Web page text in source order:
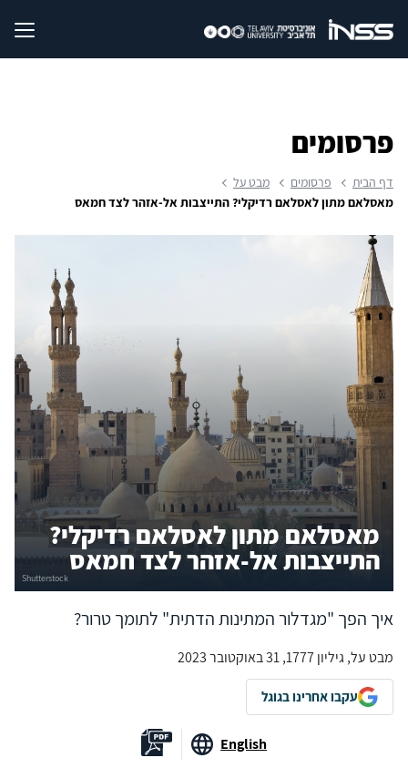
פרסומים
דף הבית פרסומים
מבט על
מאסלאם מתון לאסלאם רדיקלי? התייצבות אל-אזהר לצד חמאס
מאסלאם מתון לאסלאם רדיקלי?
התייצבות אל-אזהר לצד חמאס
איך הפך "מגדלור המתינות הדתית" לתומך טרור?
מבט על, גיליון 1777, 31 באוקטובר 2023
עקבו אחרינו בגוגל
English